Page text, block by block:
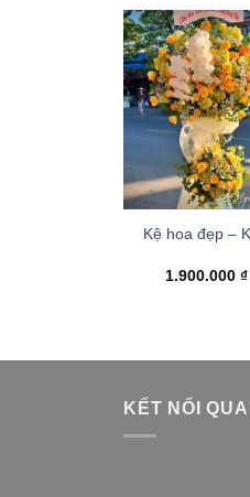
Kệ hoa đẹp –
1.900.000 ₫
KẾT NỐI